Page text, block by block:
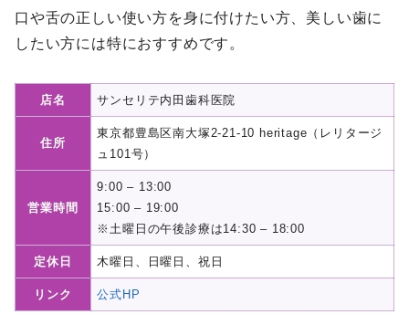
口や舌の正しい使い方を身に付けたい方、美しい歯に
したい方には特におすすめです。
店名 サンセリテ内田歯科医院
住所
東京都豊島区南大塚2-21-10 heritage（レリタージ
ュ101号）
営業時間
9:00 – 13:00
15:00 – 19:00
※土曜日の午後診療は14:30 – 18:00
定休日 木曜日、日曜日、祝日
リンク 公式HP